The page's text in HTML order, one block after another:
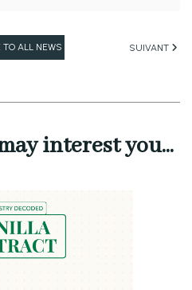
TO ALL NEWS SUIVANT
interest you...